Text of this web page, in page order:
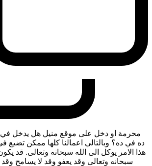
محرمة او دخل على موقع منيل هل يدخل في
ده في ده؟ وبالتالي اعمالنا كلها ممكن تضيع
هذا الامر يوكل الى الله سبحانه وتعالى. قد
سبحانه وتعالى وقد يعفو وقد لا يسامح وقد